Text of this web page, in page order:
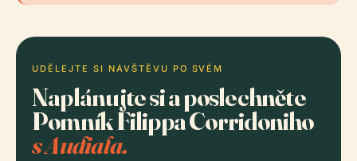
UDĚLEJTE SI NÁVŠTĚVU PO SVÉM
Naplánujte si a poslechněte
Pomník Filippa Corridoniho
s Audiala.